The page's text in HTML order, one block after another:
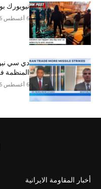
نيويورك
6 أغسطس 2026
دي سي
المنظمة
6 أغسطس 2026
أخبار المقاومة الايرانية